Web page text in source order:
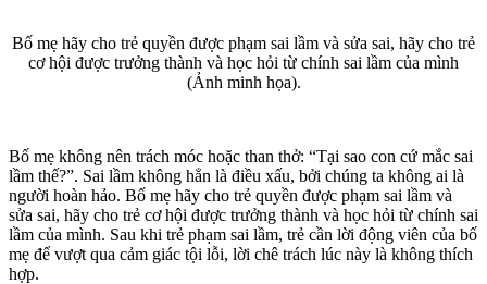
Bố mẹ hãy cho trẻ quyền được phạm sai lầm và sửa sai, hãy cho trẻ
cơ hội được trưởng thành và học hỏi từ chính sai lầm của mình
(Ảnh minh họa).
Bố mẹ không nên trách móc hoặc than thở: “Tại sao con cứ mắc sai
lầm thế?”. Sai lầm không hẳn là điều xấu, bởi chúng ta không ai là
người hoàn hảo. Bố mẹ hãy cho trẻ quyền được phạm sai lầm và
sửa sai, hãy cho trẻ cơ hội được trưởng thành và học hỏi từ chính sai
lầm của mình. Sau khi trẻ phạm sai lầm, trẻ cần lời động viên của bố
mẹ để vượt qua cảm giác tội lỗi, lời chê trách lúc này là không thích
hợp.